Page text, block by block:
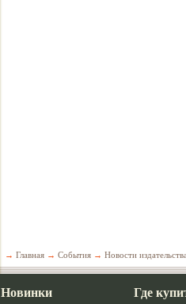
→ Главная → События → Новости
Новинки Где